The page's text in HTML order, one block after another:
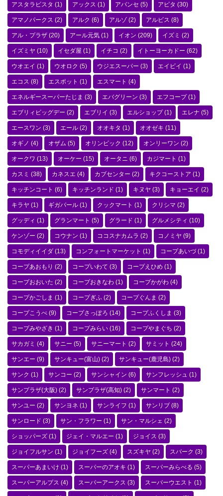
アスタラビスタ (1) アックス (1) アバンセ (5) アピタ (30)
アマノパークス (2) アルク (6) アルゾ(2) アルビス (8)
アル・プラザ (20) アール元気 (1) イオン (209) イズミ (2)
イズミヤ (10) イセダ屋 (1) イチコ (2) イトーヨーカドー (62)
ウオエイ (1) ウオロク (5) ウジエスーパー (3) エイビイ (1)
エコス (8) エスポット (1) エスマート (4)
エネルギースーパーたじま (3) エバグリーン (3) エフコープ(1)
エブリィビッグデー (2) エブリイ (3) エルショップ(1) エレナ (5)
エースワン (3) エール (2) オオキタ (1) オオゼキ (11)
オギノ (4) オザム (5) オリンピック (12) オンリーワン (2)
オークワ (13) オーケー (15) オータニ (6) カジマート (1)
カスミ (38) カネスエ (4) カブセンター (2) キクコーストア (1)
キッチンコート (6) キッチンランド (1) キヌヤ (3) キョーエイ (2)
キラヤ (1) ギガパール (1) クックマート (1) クリシマ (2)
グッディ (1) グランマート (5) グラード (1) グルメシティ (10)
ケンゾー (2) コウナン (1) ココスナカムラ (2) コノミヤ (9)
コモディイイダ (13) コンフォートマーケット (1) コープあいづ(1)
コープあおもり (2) コープいわて (3) コープえひめ (1)
コープおおいた (2) コープおきなわ (1) コープかがわ (4)
コープかごしま (1) コープぎふ (2) コープぐんま (2)
コープこうべ (9) コープさっぽろ (14) コープふくしま (3)
コープみやざき (1) コープみらい (16) コープやまぐち (2)
サカガミ (4) サニー (5) サニーマート (2) サミット (24)
サンエー (9) サンキュー(富山) (2) サンキュー(鹿児島) (2)
サンク (1) サンコー (2) サンシャイン (6) サンフレッシュ (1)
サンプラザ(大阪) (2) サンプラザ(高知) (2) サンマート (2)
サンユー (2) サンヨネ (1) サンライフ (1) サンリブ (8)
サンロード (3) サン・フラワー (1) サン・マルシェ (2)
ショッパーズ (1) ジェイ・マルエー (1) ジョイス (3)
ジョイフルサン (1) ジョイフーズ (4) スズキヤ (2) スパーク (3)
スーパーあまいけ (1) スーパーのアオキ (1) スーパーみらべる (5)
スーパーアルプス (4) スーパーアークス (3) スーパーウエスト (1)